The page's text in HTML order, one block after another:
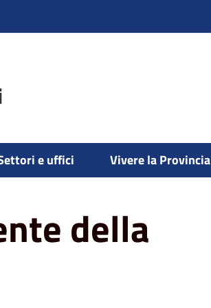
e uffici Vivere la Provincia
della Provincia
della